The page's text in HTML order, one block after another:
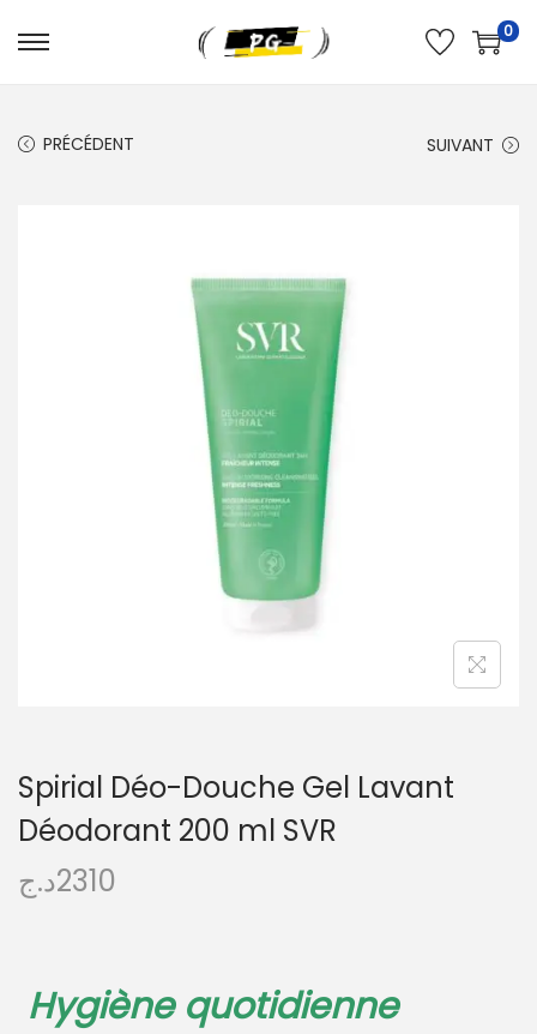
0
PRÉCÉDENT SUIVANT
Spirial Déo-Douche Gel Lavant
Déodorant 200 ml SVR
2310د.ج
Hygiène quotidienne